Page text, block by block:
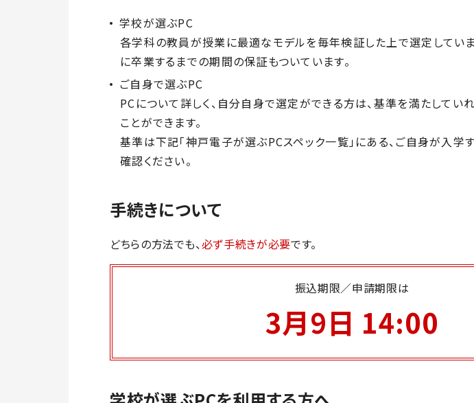
学校が選ぶPC
各学科の教員が授業に最適なモデルを毎年検証した上で選定していま
に卒業するまでの期間の保証もついています。
ご自身で選ぶPC
PCについて詳しく、自分自身で選定ができる方は、基準を満たしてい
ことができます。
基準は下記「神戸電子が選ぶPCスペック一覧」にある、ご自身が入学
確認ください。
手続きについて
どちらの方法でも、必ず手続きが必要です。
振込期限／申請期限は
3月9日 14:00